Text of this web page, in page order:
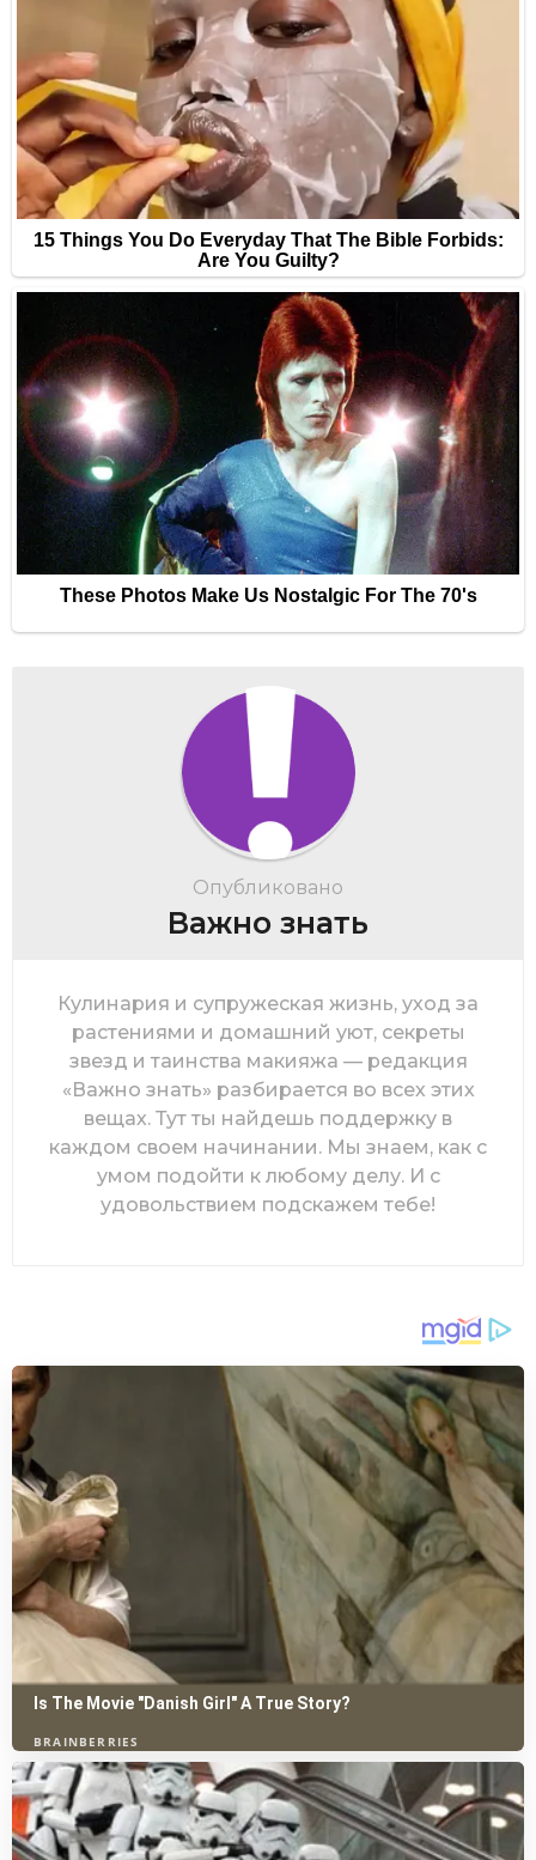
Опубликовано
Важно знать
Кулинария и супружеская жизнь, уход за
растениями и домашний уют, секреты
звезд и таинства макияжа — редакция
«Важно знать» разбирается во всех этих
вещах. Тут ты найдешь поддержку в
каждом своем начинании. Мы знаем, как с
умом подойти к любому делу. И с
удовольствием подскажем тебе!